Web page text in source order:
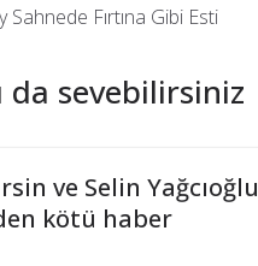
Sahnede Fırtına Gibi Esti
da sevebilirsiniz
ve Selin Yağcıoğlu
kötü haber